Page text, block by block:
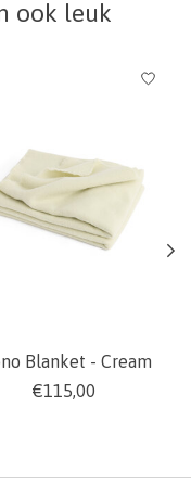
ook leuk
Blanket - Cream
€115,00